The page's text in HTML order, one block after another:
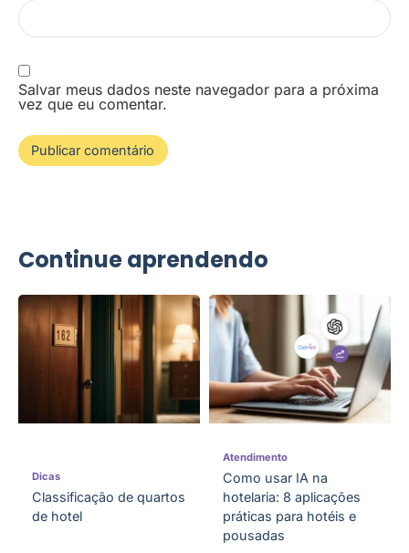
Salvar meus dados neste navegador para a próxima
vez que eu comentar.
Continue aprendendo
Dicas
Classificação de quartos
de hotel
Atendimento
Como usar IA na
hotelaria: 8 aplicações
práticas para hotéis e
pousadas